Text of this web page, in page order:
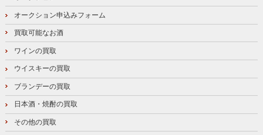
オークション申込みフォーム
買取可能なお酒
ワインの買取
ウイスキーの買取
ブランデーの買取
日本酒・焼酎の買取
その他の買取